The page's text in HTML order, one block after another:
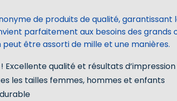
de produits de qualité, garantissant
parfaitement aux besoins des grands
peut être assorti de mille et une manières.
qualité et résultats
les tailles femmes, hommes et enfants